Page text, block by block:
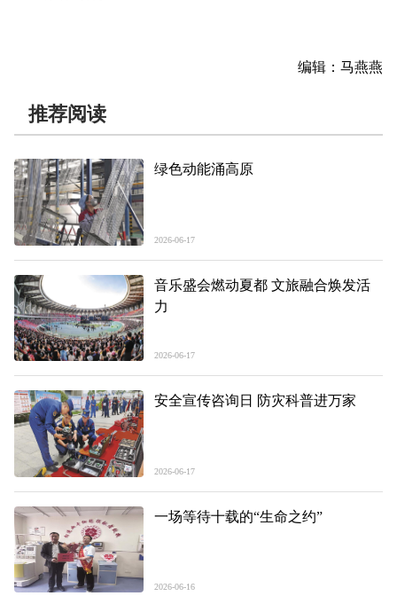
编辑：马燕燕
推荐阅读
绿色动能涌高原
2026-06-17
音乐盛会燃动夏都 文旅融合焕发活
力
2026-06-17
安全宣传咨询日 防灾科普进万家
2026-06-17
一场等待十载的“生命之约”
2026-06-16